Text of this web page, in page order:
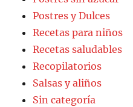
Postres y Dulces
Recetas para niños
Recetas saludables
Recopilatorios
Salsas y aliños
Sin categoría